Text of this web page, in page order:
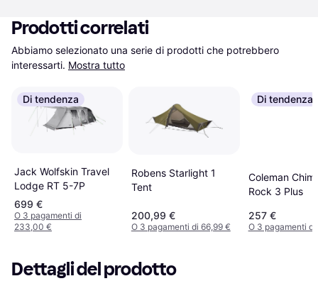
Prodotti correlati
Abbiamo selezionato una serie di prodotti che potrebbero
interessarti. Mostra tutto
Di tendenza
Jack Wolfskin Travel
Lodge RT 5-7P
699 €
O 3 pagamenti di
233,00 €
Robens Starlight 1
Tent
200,99 €
O 3 pagamenti di 66,99 €
Di tendenza
Coleman
Rock 3 Plus
257 €
O 3 pagamenti di
Dettagli del prodotto